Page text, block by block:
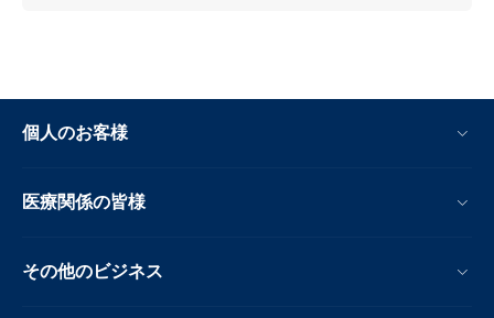
個人のお客様
医療関係の皆様
その他のビジネス